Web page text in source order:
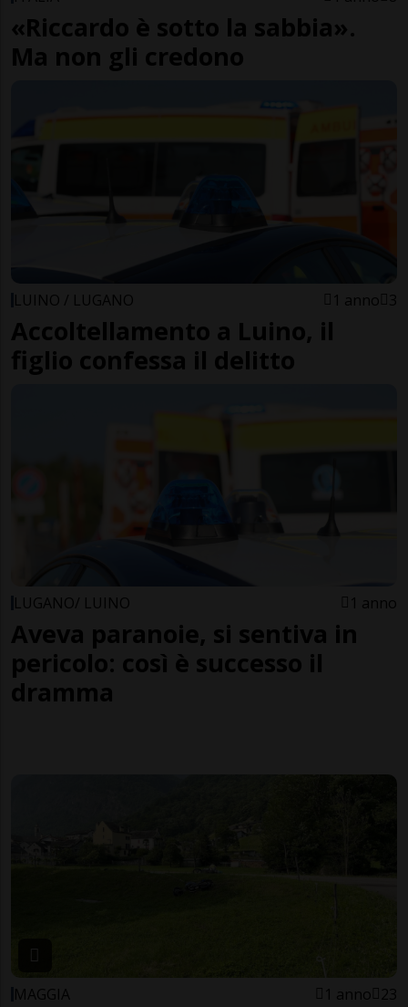
«Riccardo è sotto la sabbia».
Ma non gli credono
LUINO / LUGANO 1 anno 3
Accoltellamento a Luino, il
figlio confessa il delitto
LUGANO/ LUINO 1 anno
Aveva paranoie, si sentiva in
pericolo: così è successo il
dramma
MAGGIA 1 anno 23